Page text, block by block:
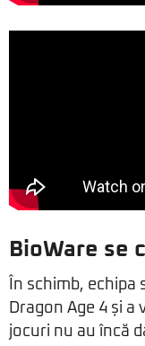
BioWare se
În schimb,
Dragon Age 4 și
jocuri nu au încă